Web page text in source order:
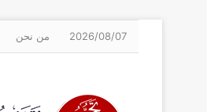
2026/08/07 من نحن